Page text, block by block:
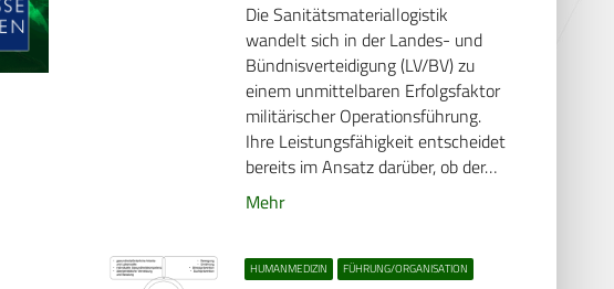
Die Sanitätsmateriallogistik
wandelt sich in der Landes- und
Bündnisverteidigung (LV/BV) zu
einem unmittelbaren Erfolgsfaktor
militärischer Operationsführung.
Ihre Leistungsfähigkeit entscheidet
bereits im Ansatz darüber, ob der…
Mehr
HUMANMEDIZIN FÜHRUNG/ORGANISATION